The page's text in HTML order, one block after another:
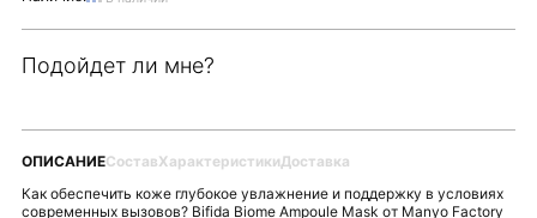
Подойдет ли мне?
ОПИСАНИЕСоставХарактеристикиДоставка
Как обеспечить коже глубокое увлажнение и поддержку в условиях
современных вызовов? Bifida Biome Ampoule Mask от Manyo Factory